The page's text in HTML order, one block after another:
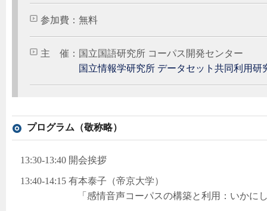
参加費：無料
主 催：国立国語研究所 コーパス開発センター
国立情報学研究所 データセット共同利用研
プログラム（敬称略）
13:30-13:40 開会挨拶
13:40-14:15 有本泰子（帝京大学）
「感情音声コーパスの構築と利用：いかにして